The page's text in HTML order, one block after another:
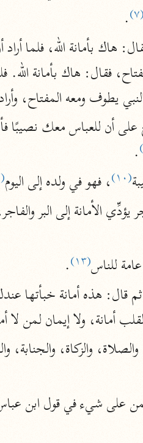
التنزيل
الغيب
البيان
(١٣٩٤ هـ)
مركَّزة
(٧) .
يطوف ومعه المفتاح،
.
(١٠) ، فهو في ولده إلى اليوم(١١)
للناس(١٣)
.
أمانة، ولا إيمان لمن لا